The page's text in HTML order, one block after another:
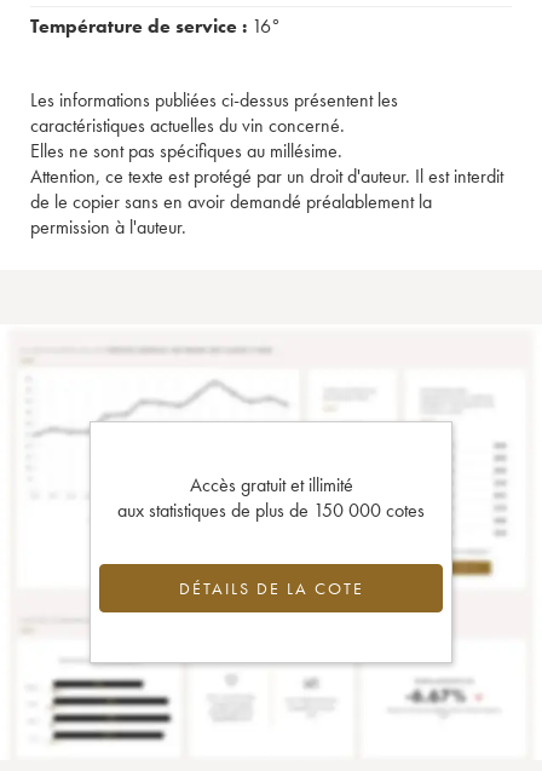
Température de service : 16°
Les informations publiées ci-dessus présentent les
caractéristiques actuelles du vin concerné.
Elles ne sont pas spécifiques au millésime.
Attention, ce texte est protégé par un droit d'auteur. Il est interdit
de le copier sans en avoir demandé préalablement la
permission à l'auteur.
Accès gratuit et illimité
aux statistiques de plus de 150 000 cotes
DÉTAILS DE LA COTE